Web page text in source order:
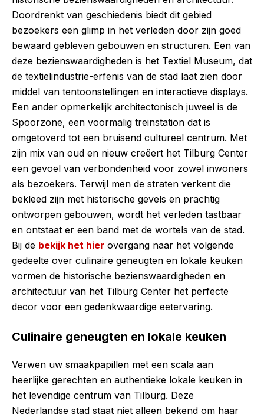
Doordrenkt van geschiedenis biedt dit gebied
bezoekers een glimp in het verleden door zijn goed
bewaard gebleven gebouwen en structuren. Een van
deze bezienswaardigheden is het Textiel Museum, dat
de textielindustrie-erfenis van de stad laat zien door
middel van tentoonstellingen en interactieve displays.
Een ander opmerkelijk architectonisch juweel is de
Spoorzone, een voormalig treinstation dat is
omgetoverd tot een bruisend cultureel centrum. Met
zijn mix van oud en nieuw creëert het Tilburg Center
een gevoel van verbondenheid voor zowel inwoners
als bezoekers. Terwijl men de straten verkent die
bekleed zijn met historische gevels en prachtig
ontworpen gebouwen, wordt het verleden tastbaar
en ontstaat er een band met de wortels van de stad.
Bij de bekijk het hier overgang naar het volgende
gedeelte over culinaire geneugten en lokale keuken
vormen de historische bezienswaardigheden en
architectuur van het Tilburg Center het perfecte
decor voor een gedenkwaardige eetervaring.
Culinaire geneugten en lokale keuken
Verwen uw smaakpapillen met een scala aan
heerlijke gerechten en authentieke lokale keuken in
het levendige centrum van Tilburg. Deze
Nederlandse stad staat niet alleen bekend om haar